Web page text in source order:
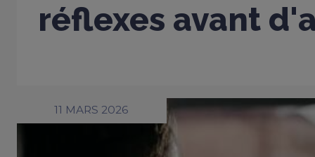
réflexes avant
11 MARS 2026